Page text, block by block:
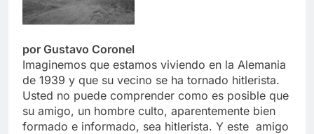
por Gustavo Coronel
Imaginemos que estamos viviendo en la Alemania
de 1939 y que su vecino se ha tornado hitlerista.
Usted no puede comprender como es posible que
su amigo, un hombre culto, aparentemente bien
formado e informado, sea hitlerista. Y este amigo